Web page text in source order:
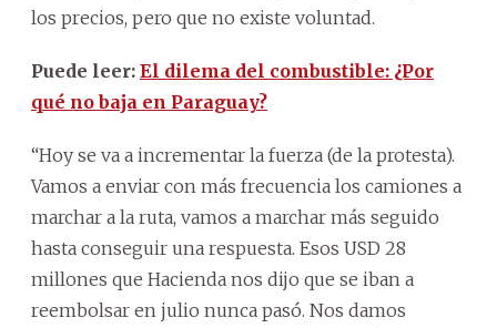
los precios, pero que no existe voluntad.
Puede leer: El dilema del combustible: ¿Por
qué no baja en Paraguay?
“Hoy se va a incrementar la fuerza (de la protesta).
Vamos a enviar con más frecuencia los camiones a
marchar a la ruta, vamos a marchar más seguido
hasta conseguir una respuesta. Esos USD 28
millones que Hacienda nos dijo que se iban a
reembolsar en julio nunca pasó. Nos damos